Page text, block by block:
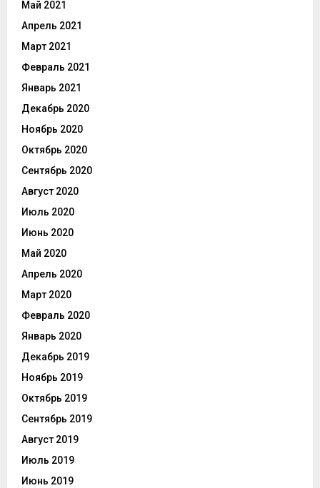
Май 2021
Апрель 2021
Март 2021
Февраль 2021
Январь 2021
Декабрь 2020
Ноябрь 2020
Октябрь 2020
Сентябрь 2020
Август 2020
Июль 2020
Июнь 2020
Май 2020
Апрель 2020
Март 2020
Февраль 2020
Январь 2020
Декабрь 2019
Ноябрь 2019
Октябрь 2019
Сентябрь 2019
Август 2019
Июль 2019
Июнь 2019